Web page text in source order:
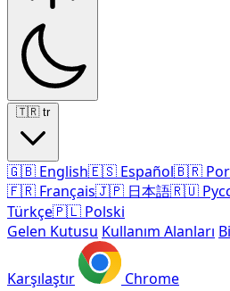
🇹🇷 tr
🇬🇧 English🇪🇸 Español🇧🇷
🇫🇷 Français🇯🇵 日本語🇷🇺
Türkçe🇵🇱 Polski
Gelen Kutusu Kullanım Alanları
Karşılaştır Chrome